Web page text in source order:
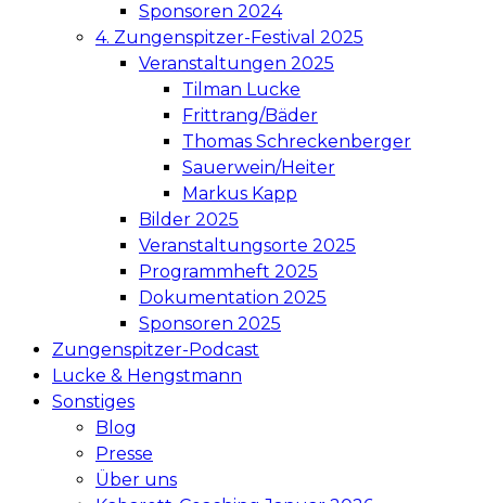
Sponsoren 2024
4. Zungenspitzer-Festival 2025
Veranstaltungen 2025
Tilman Lucke
Frittrang/Bäder
Thomas Schreckenberger
Sauerwein/Heiter
Markus Kapp
Bilder 2025
Veranstaltungsorte 2025
Programmheft 2025
Dokumentation 2025
Sponsoren 2025
Zungenspitzer-Podcast
Lucke & Hengstmann
Sonstiges
Blog
Presse
Über uns